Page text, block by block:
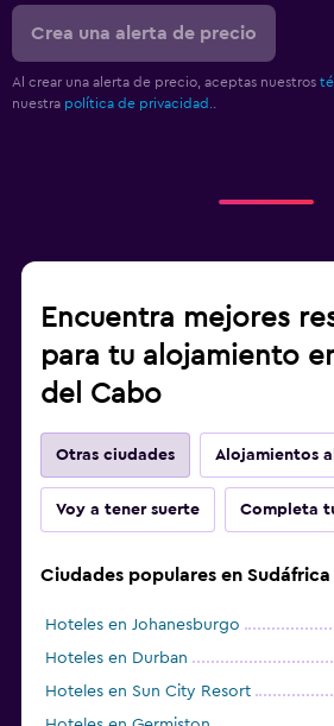
Crea una alerta de precio
Al crear una alerta de precio, aceptas nuestros
nuestra política de privacidad.
Encuentra mejores
para tu alojamiento
del Cabo
Otras ciudades Alojamientos
Voy a tener suerte Completa
Ciudades populares en Sudáfrica
Hoteles en Johanesburgo
Hoteles en Durban
Hoteles en Sun City Resort